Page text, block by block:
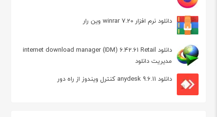
دانلود نرم افزار winrar 7.20 وین رار
دانلود internet download manager (IDM) 6.42.61 Retail
مدیریت دانلود
دانلود anydesk 9.6.11 کنترل ویندوز از راه دور